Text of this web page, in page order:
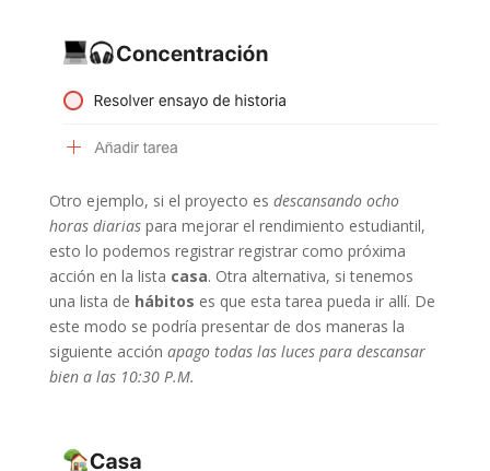
Otro ejemplo, si el proyecto es descansando ocho
horas diariaspara mejorar el rendimiento estudiantil,
esto lo podemos registrar registrar como próxima
acción en la lista casa. Otra alternativa, si tenemos
una lista de hábitos es que esta tarea pueda ir allí. De
este modo se podría presentar de dos maneras la
siguiente acción apago todas las luces para descansar
bien a las 10:30 P.M.